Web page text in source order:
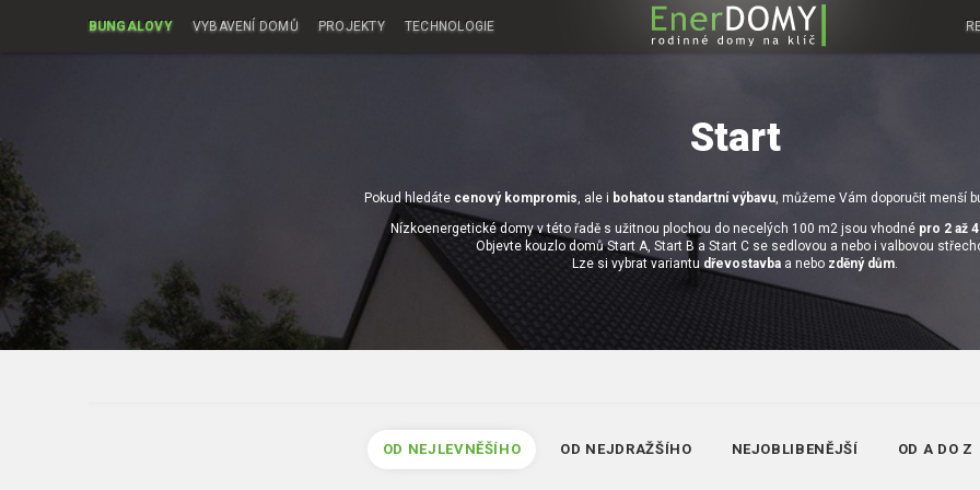
BUNGALOVY VYBAVENÍ DOMŮ PROJEKTY TECHNOLOGIE
Start
Pokud hledáte cenový kompromis, ale i bohatou standartní výbavu, můžeme Vám doporučit menší
Nízkoenergetické domy v této řadě s užitnou plochou do necelých 100 m2 jsou vhodné pro 2 až
Objevte kouzlo domů Start A, Start B a Start C se sedlovou a nebo i valbovou
Lze si vybrat variantu dřevostavba a nebo zděný dům.
OD NEJLEVNĚŠÍHO OD NEJDRAŽŠÍHO NEJOBLIBENĚJŠÍ OD A DO Z